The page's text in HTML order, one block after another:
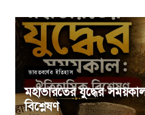
ভারতবর্ষের ইতিহাস
মহাভারতের যুদ্ধের
বিশ্লেষণ